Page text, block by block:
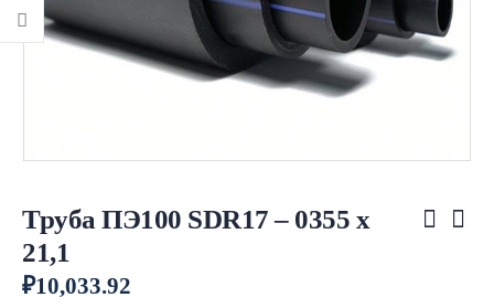
Труба ПЭ100 SDR17 – 0355 х
21,1
₽10,033.92